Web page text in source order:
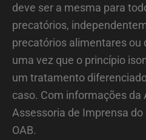
deve ser a mesma para
precatórios,
precatórios alimentares
uma vez que o princípio
um tratamento
caso. Com informações da
Assessoria de Imprensa
OAB.